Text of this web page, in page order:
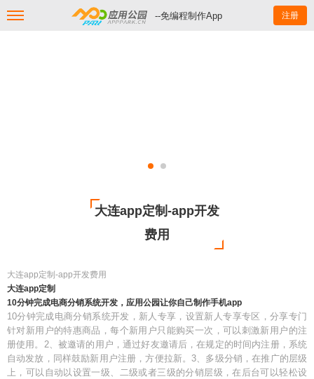
--免编程制作App 注册
大连app定制-app开发
费用
大连app定制-app开发费用
大连app定制
10分钟完成电商分销系统开发，应用公园让你自己制作手机app
10分钟完成电商分销系统开发，新人专享，设置新人专享专区，分享专门
针对新用户的特惠商品，每个新用户只能购买一次，可以刺激新用户的注
册使用。2、被邀请的用户，通过好友邀请后，在规定的时间内注册，系统
自动发放，同样鼓励新用户注册，方便拉新。3、多级分销，在推广的层级
上，可以自动以设置一级、二级或者三级的分销层级，在后台可以轻松设